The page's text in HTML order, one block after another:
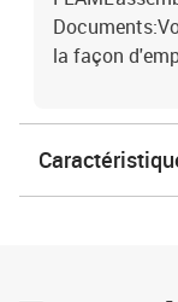
la façon